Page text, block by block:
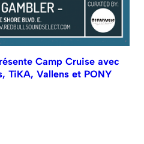
Camp Cruise avec
TiKA, Vallens et PONY